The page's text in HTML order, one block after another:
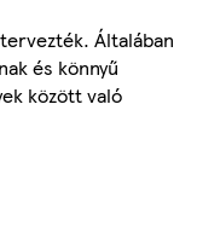
Általában
és könnyű
között való